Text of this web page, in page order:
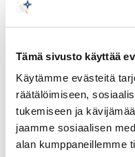
Tämä sivusto käyttää
Käytämme evästeitä
räätälöimiseen,
tukemiseen ja
jaamme sosiaalisen
alan kumppaneillemme
on vahva tarve
Pulkkisen mukaan
maltillisia, mutta
Tavoitteena on
joka sisältää
henkilökorttien